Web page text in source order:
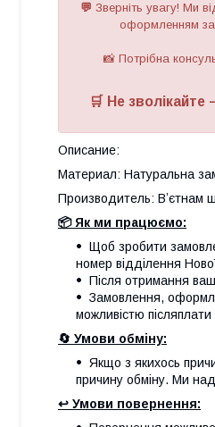
💬 Зверніть увагу! Ми
оформленням
📸 Потрібна
🛒 Не зволікайте
Описание:
Материал: Натуральна
Производитель: Вʼєтнам щ
📦 Як ми працюємо:
Щоб зробити
номер відділення
Після отримання
Замовлення,
можливістю
🔄 Умови обміну:
Якщо з якихось
причину обміну. Ми
↩️ Умови повернення: